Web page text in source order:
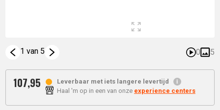
1 van 5 0 5
107,95
Leverbaar met iets langere levertijd
Haal 'm op in een van onze experience centers